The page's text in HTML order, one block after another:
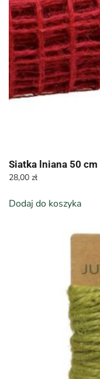
Siatka lniana 50
28,00 zł
Dodaj do koszyka